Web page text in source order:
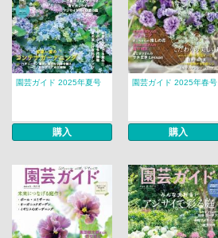
園芸ガイド 2025年夏号
購入
園芸ガイド 2025年春号
購入